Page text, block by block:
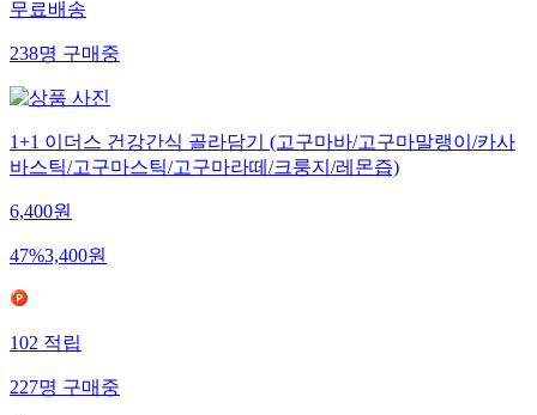
무료배송
238명구매중
1+1 이더스 건강간식 골라담기 (고구마바/고구마말랭이/카사
바스틱/고구마스틱/고구마라떼/크룽지/레몬즙)
6,400원
47%3,400원
102적립
227명구매중